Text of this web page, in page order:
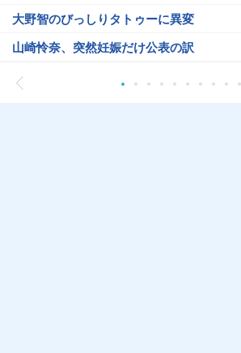
大野智のびっしりタトゥーに異変
山崎怜奈、突然妊娠だけ公表の訳